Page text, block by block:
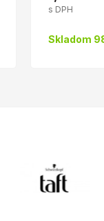
s DPH
Skladom